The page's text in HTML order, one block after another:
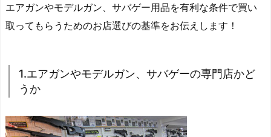
エアガンやモデルガン、サバゲー用品を有利な条件で買い
取ってもらうためのお店選びの基準をお伝えします！
1.エアガンやモデルガン、サバゲーの専門店かど
うか